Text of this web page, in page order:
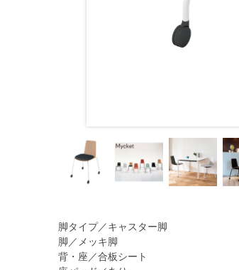
脚タイプ／キャスター脚
脚／メッキ脚
背・座／合板シート